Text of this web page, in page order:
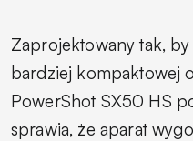
Zaprojektowany tak,
bardziej kompaktowej
PowerShot SX50 HS
sprawia, że aparat